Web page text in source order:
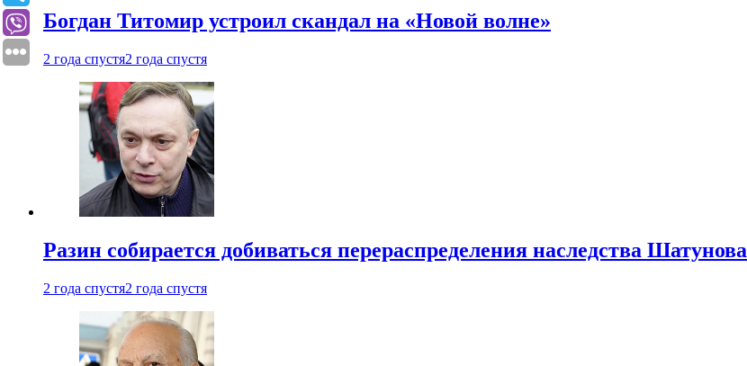
Богдан Титомир устроил скандал на «Новой волне»
2 года спустя2 года спустя
Разин собирается добиваться перераспределения наследства Шатунова
2 года спустя2 года спустя